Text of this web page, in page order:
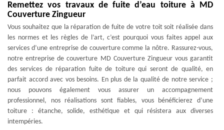
Remettez vos travaux de fuite d’eau toiture à MD
Couverture Zingueur
Vous souhaitez que la réparation de fuite de votre toit soit réalisée dans
les normes et les règles de l’art, c’est pourquoi vous faites appel aux
services d’une entreprise de couverture comme la nôtre. Rassurez-vous,
notre entreprise de couverture MD Couverture Zingueur vous garantit
des services de réparation fuite de toiture qui seront de qualité, en
parfait accord avec vos besoins. En plus de la qualité de notre service ;
nous pouvons également vous assurer un accompagnement
professionnel, nos réalisations sont fiables, vous bénéficierez d’une
toiture : étanche, solide, esthétique et qui résistera aux diverses
intempéries.